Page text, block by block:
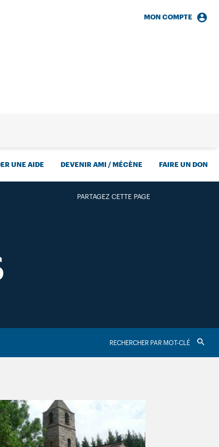
MON COMPTE
UNE AIDE DEVENIR AMI / MÉCÈNE FAIRE UN DON
PARTAGEZ CETTE PAGE
Valider